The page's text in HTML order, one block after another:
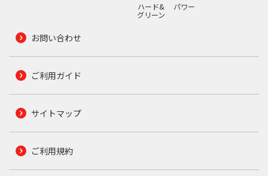
ハード&
グリーン
パワー
お問い合わせ
ご利用ガイド
サイトマップ
ご利用規約